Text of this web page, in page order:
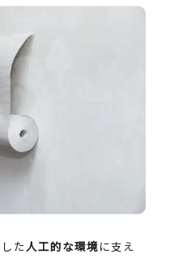
た 人工的な環境に支え